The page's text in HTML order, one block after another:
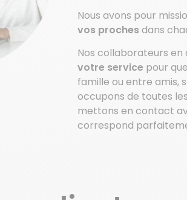
Nous avons pour
vos proches dans
Nos collaborateurs
votre service pour
famille ou entre amis,
occupons de toutes
mettons en contact
correspond